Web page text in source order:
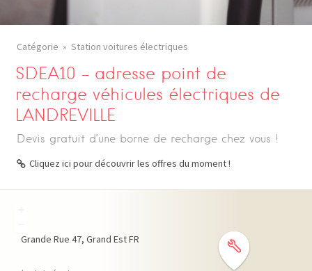
Catégorie Station voitures électriques
SDEA10 – adresse point de
recharge véhicules électriques de
LANDREVILLE
Devis gratuit d’une borne de recharge chez vous !
Cliquez ici pour découvrir les offres du moment !
Grande Rue 47 Grand EstFR